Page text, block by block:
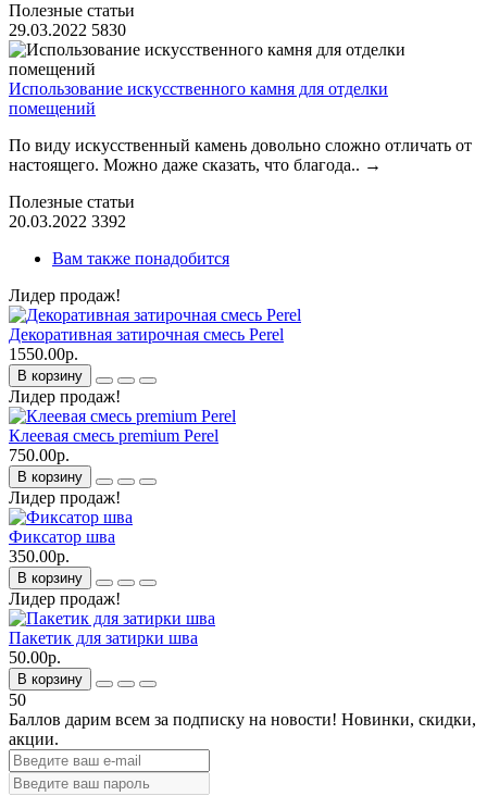
Полезные статьи
29.03.2022 5830
Использование искусственного камня для отделки
помещений
По виду искусственный камень довольно сложно отличать от
настоящего. Можно даже сказать, что благода.. →
Полезные статьи
20.03.2022 3392
Вам также понадобится
Лидер продаж!
Декоративная затирочная смесь Perel
1550.00р.
В корзину
Лидер продаж!
Клеевая смесь premium Perel
750.00р.
В корзину
Лидер продаж!
Фиксатор шва
350.00р.
В корзину
Лидер продаж!
Пакетик для затирки шва
50.00р.
В корзину
50
Баллов дарим всем за подписку на новости! Новинки, скидки,
акции.